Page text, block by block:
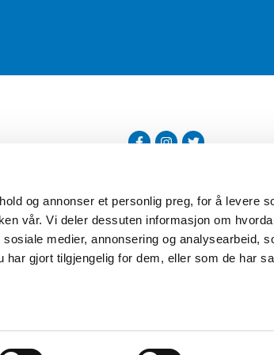
og annonser et personlig preg, for å levere
vår. Vi deler dessuten informasjon om
medier, annonsering og analysearbeid,
har gjort tilgjengelig for dem, eller som de har
Torshov Sport har over 90 års
klubbhandel. Torshov Sport har
Drammen, Sandvika Storsenter